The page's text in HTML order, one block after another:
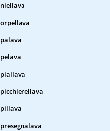
niellava
orpellava
palava
pelava
piallava
picchierellava
pillava
presegnalava